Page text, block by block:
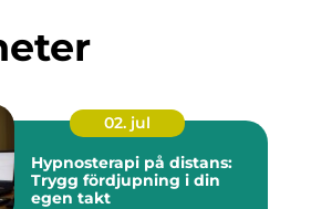
02. jul
Hypnosterapi på distans:
Trygg fördjupning i din
egen takt